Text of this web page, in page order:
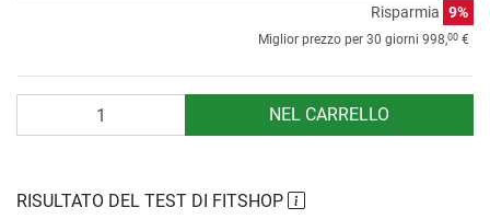
Risparmia 9%
Miglior prezzo per 30 giorni 998,00 €
NEL CARRELLO
RISULTATO DEL TEST DI FITSHOP